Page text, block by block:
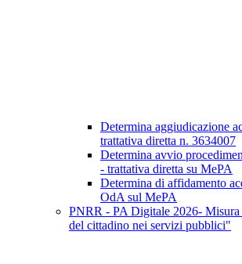
Determina aggiudicazione
trattativa diretta n. 3634007
Determina avvio
- trattativa diretta su MePA
Determina di affidamento
OdA sul MePA
PNRR - PA Digitale 2026- Misura
del cittadino nei servizi pubblici"